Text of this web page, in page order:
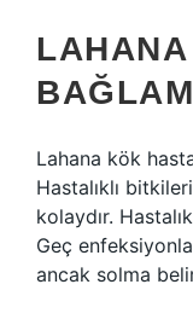
Lahana kök
Hastalıklı
kolaydır.
Geç
ancak solma